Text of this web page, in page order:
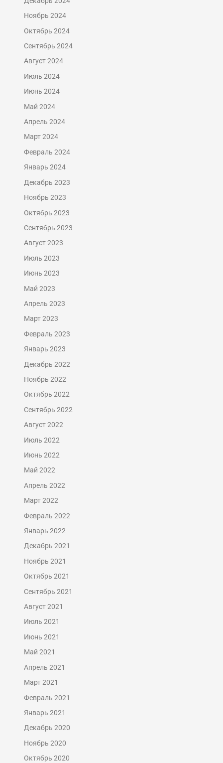
Ноябрь 2024
Октябрь 2024
Сентябрь 2024
Август 2024
Июль 2024
Июнь 2024
Май 2024
Апрель 2024
Март 2024
Февраль 2024
Январь 2024
Декабрь 2023
Ноябрь 2023
Октябрь 2023
Сентябрь 2023
Август 2023
Июль 2023
Июнь 2023
Май 2023
Апрель 2023
Март 2023
Февраль 2023
Январь 2023
Декабрь 2022
Ноябрь 2022
Октябрь 2022
Сентябрь 2022
Август 2022
Июль 2022
Июнь 2022
Май 2022
Апрель 2022
Март 2022
Февраль 2022
Январь 2022
Декабрь 2021
Ноябрь 2021
Октябрь 2021
Сентябрь 2021
Август 2021
Июль 2021
Июнь 2021
Май 2021
Апрель 2021
Март 2021
Февраль 2021
Январь 2021
Декабрь 2020
Ноябрь 2020
Октябрь 2020